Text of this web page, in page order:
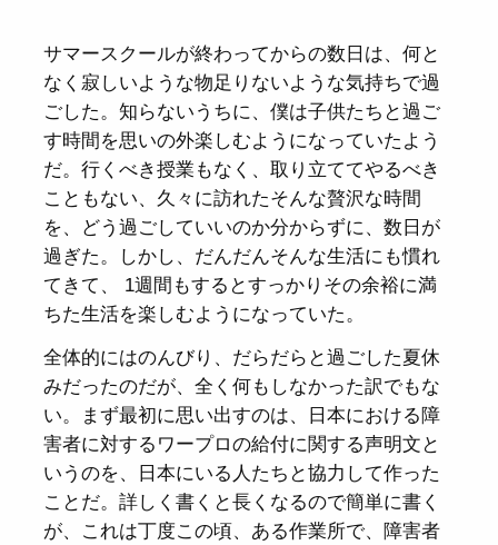
サマースクールが終わってからの数日は、何と
なく寂しいような物足りないような気持ちで過
ごした。知らないうちに、僕は子供たちと過ご
す時間を思いの外楽しむようになっていたよう
だ。行くべき授業もなく、取り立ててやるべき
こともない、久々に訪れたそんな贅沢な時間
を、どう過ごしていいのか分からずに、数日が
過ぎた。しかし、だんだんそんな生活にも慣れ
てきて、 1週間もするとすっかりその余裕に満
ちた生活を楽しむようになっていた。
全体的にはのんびり、だらだらと過ごした夏休
みだったのだが、全く何もしなかった訳でもな
い。まず最初に思い出すのは、日本における障
害者に対するワープロの給付に関する声明文と
いうのを、日本にいる人たちと協力して作った
ことだ。詳しく書くと長くなるので簡単に書く
が、これは丁度この頃、ある作業所で、障害者